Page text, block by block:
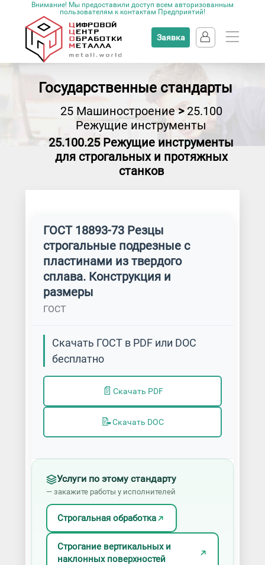
Внимание! Мы предоставили доступ всем авторизованным
пользователям к контактам Предприятий!
Заявка
Государственные стандарты
25 Машиностроение>25.100
Режущие инструменты
25.100.25 Режущие инструменты
для строгальных и протяжных
станков
ГОСТ 18893-73 Резцы
строгальные подрезные с
пластинами из твердого
сплава. Конструкция и
размеры
ГОСТ
Скачать ГОСТ в PDF или DOC
бесплатно
📄 Скачать PDF
📝Скачать DOC
Услуги по этому стандарту
— закажите работы у исполнителей
Строгальная обработка
Строгание вертикальных и
наклонных поверхностей